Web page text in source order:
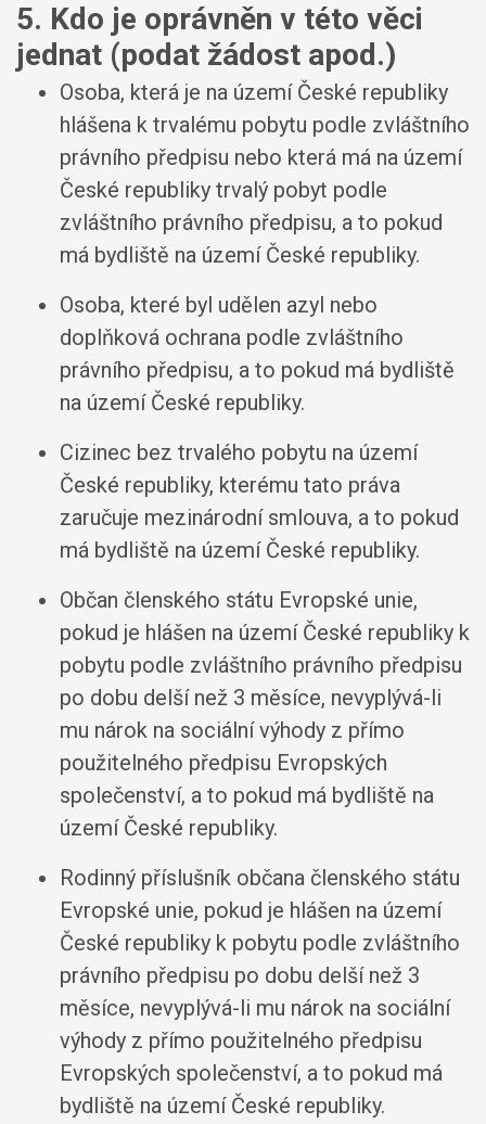
5. Kdo je oprávněn v této věci
jednat (podat žádost apod.)
Osoba, která je na území České republiky
hlášena k trvalému pobytu podle zvláštního
právního předpisu nebo která má na území
České republiky trvalý pobyt podle
zvláštního právního předpisu, a to pokud
má bydliště na území České republiky.
Osoba, které byl udělen azyl nebo
doplňková ochrana podle zvláštního
právního předpisu, a to pokud má bydliště
na území České republiky.
Cizinec bez trvalého pobytu na území
České republiky, kterému tato práva
zaručuje mezinárodní smlouva, a to pokud
má bydliště na území České republiky.
Občan členského státu Evropské unie,
pokud je hlášen na území České republiky k
pobytu podle zvláštního právního předpisu
po dobu delší než 3 měsíce, nevyplývá-li
mu nárok na sociální výhody z přímo
použitelného předpisu Evropských
společenství, a to pokud má bydliště na
území České republiky.
Rodinný příslušník občana členského státu
Evropské unie, pokud je hlášen na území
České republiky k pobytu podle zvláštního
právního předpisu po dobu delší než 3
měsíce, nevyplývá-li mu nárok na sociální
výhody z přímo použitelného předpisu
Evropských společenství, a to pokud má
bydliště na území České republiky.